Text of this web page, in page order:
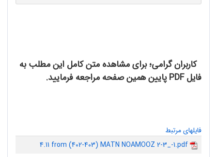
کاربران گرامی؛ برای مشاهده متن کامل این مطلب به
فایل PDF پایین همین صفحه مراجعه فرمایید.
فایلهای مرتبط
4.11 from (402-403) MATN NOAMOOZ 2-3_-1.pdf